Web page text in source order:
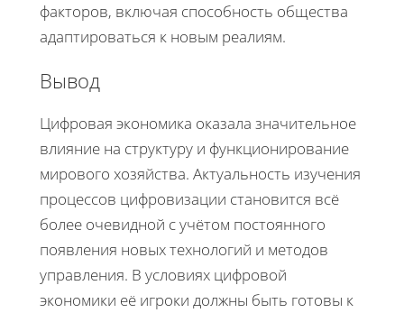
факторов, включая способность общества
адаптироваться к новым реалиям.
Вывод
Цифровая экономика оказала значительное
влияние на структуру и функционирование
мирового хозяйства. Актуальность изучения
процессов цифровизации становится всё
более очевидной с учётом постоянного
появления новых технологий и методов
управления. В условиях цифровой
экономики её игроки должны быть готовы к